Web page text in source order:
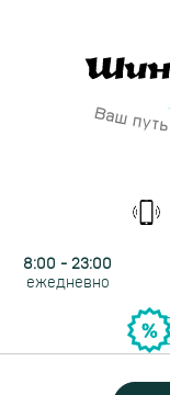
8:00 - 23:00
ежедневно